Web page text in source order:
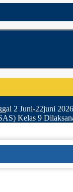
2 Juni-22juni 2026
Kelas 9